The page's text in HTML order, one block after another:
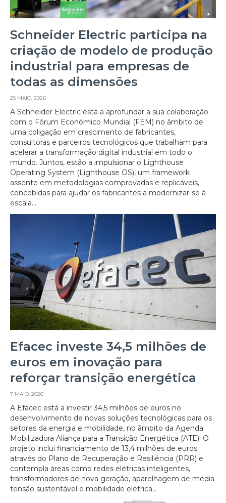
Schneider Electric participa na
criação de modelo de produção
industrial para empresas de
todas as dimensões
25 MAIO, 2026
A Schneider Electric está a aprofundar a sua colaboração
com o Fórum Económico Mundial (FEM) no âmbito de
uma coligação em crescimento de fabricantes,
consultoras e parceiros tecnológicos que trabalham para
acelerar a transformação digital industrial em todo o
mundo. Juntos, estão a impulsionar o Lighthouse
Operating System (Lighthouse OS), um framework
assente em metodologias comprovadas e replicáveis,
concebidas para ajudar os fabricantes a modernizar-se à
escala...
Efacec investe 34,5 milhões de
euros em inovação para
reforçar transição energética
7 MAIO, 2026
A Efacec está a investir 34,5 milhões de euros no
desenvolvimento de novas soluções tecnológicas para os
setores da energia e mobilidade, no âmbito da Agenda
Mobilizadora Aliança para a Transição Energética (ATE). O
projeto inclui financiamento de 13,4 milhões de euros
através do Plano de Recuperação e Resiliência (PRR) e
contempla áreas como redes elétricas inteligentes,
transformadores de nova geração, aparelhagem de média
tensão sustentável e mobilidade elétrica...